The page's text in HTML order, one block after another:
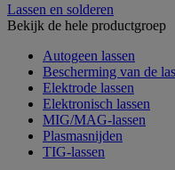
Lassen en solderen
Bekijk de hele productgroep
Autogeen lassen
Bescherming van de
Elektrode lassen
Elektronisch lassen
MIG/MAG-lassen
Plasmasnijden
TIG-lassen